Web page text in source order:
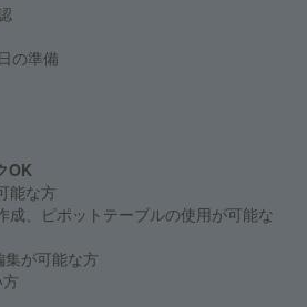
の準備
OK
能な方
成、ピポットテーブルの使用が可能な
集が可能な方